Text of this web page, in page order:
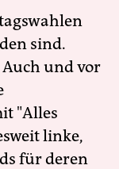
sind.
und vor
"Alles
linke,
für deren